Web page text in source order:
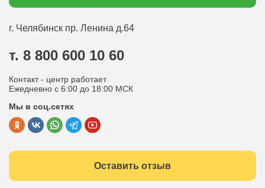
Статьи садоводу
Оптовым покупателям
Политика конфиденциальности
Публичная оферта
г. Челябинск пр. Ленина д.64
т. 8 800 600 10 60
Контакт - центр работает
Ежедневно с 6:00 до 18:00 МСК
Мы в соц.сетях
Оставить отзыв